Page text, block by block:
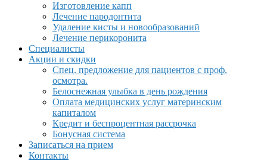
Изготовление капп
Лечение пародонтита
Удаление кисты и новообразований
Лечение перикоронита
Специалисты
Акции и скидки
Спец. предложение для пациентов с проф.
осмотра.
Белоснежная улыбка в день рождения
Оплата медицинских услуг материнским
капиталом
Кредит и беспроцентная рассрочка
Бонусная система
Записаться на прием
Контакты